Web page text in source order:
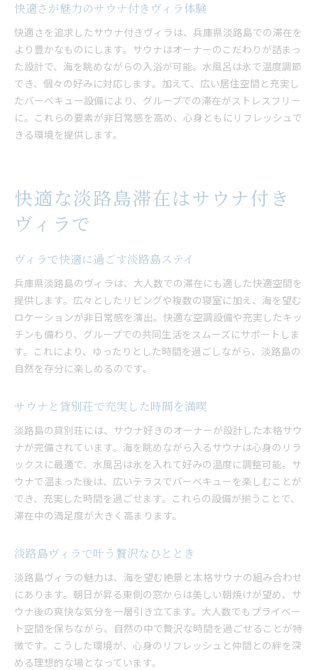
快適さが魅力のサウナ付きヴィラ体験
快適さを追求したサウナ付きヴィラは、兵庫県淡路島での滞在を
より豊かなものにします。サウナはオーナーのこだわりが詰まっ
た設計で、海を眺めながらの入浴が可能。水風呂は氷で温度調節
でき、個々の好みに対応します。加えて、広い居住空間と充実し
たバーベキュー設備により、グループでの滞在がストレスフリー
に。これらの要素が非日常感を高め、心身ともにリフレッシュで
きる環境を提供します。
快適な淡路島滞在はサウナ付き
ヴィラで
ヴィラで快適に過ごす淡路島ステイ
兵庫県淡路島のヴィラは、大人数での滞在にも適した快適空間を
提供します。広々としたリビングや複数の寝室に加え、海を望む
ロケーションが非日常感を演出。快適な空調設備や充実したキッ
チンも備わり、グループでの共同生活をスムーズにサポートしま
す。これにより、ゆったりとした時間を過ごしながら、淡路島の
自然を存分に楽しめるのです。
サウナと貸別荘で充実した時間を満喫
淡路島の貸別荘には、サウナ好きのオーナーが設計した本格サウ
ナが完備されています。海を眺めながら入るサウナは心身のリラ
ックスに最適で、水風呂は氷を入れて好みの温度に調整可能。サ
ウナで温まった後は、広いテラスでバーベキューを楽しむことが
でき、充実した時間を過ごせます。これらの設備が揃うことで、
滞在中の満足度が大きく高まります。
淡路島ヴィラで叶う贅沢なひととき
淡路島ヴィラの魅力は、海を望む絶景と本格サウナの組み合わせ
にあります。朝日が昇る東側の窓からは美しい朝焼けが望め、サ
ウナ後の爽快な気分を一層引き立てます。大人数でもプライベー
ト空間を保ちながら、自然の中で贅沢な時間を過ごせることが特
徴です。こうした環境が、心身のリフレッシュと仲間との絆を深
める理想的な場となっています。